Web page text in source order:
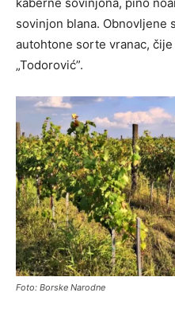
sovinjon blana. Obnovljene
autohtone sorte vranac,
„Todorović”.
Foto: Borske Narodne